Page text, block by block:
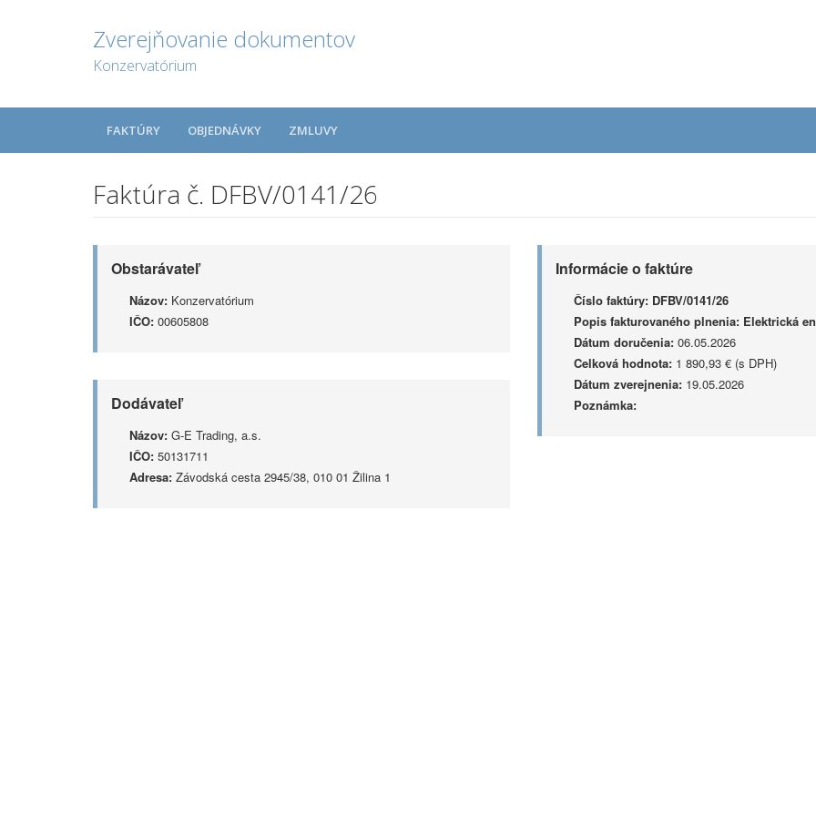
Zverejňovanie dokumentov
Konzervatórium
FAKTÚRY OBJEDNÁVKY ZMLUVY
Faktúra č. DFBV/0141/26
Obstarávateľ
Názov: Konzervatórium
IČO: 00605808
Dodávateľ
Názov: G-E Trading, a.s.
IČO: 50131711
Adresa: Závodská cesta 2945/38, 010 01 Žilina 1
Informácie o faktúre
Číslo faktúry: DFBV/0141/26
Popis fakturovaného plnenia: Elektrická
Dátum doručenia:06.05.2026
Celková hodnota:1 890,93 € (s DPH)
Dátum zverejnenia:19.05.2026
Poznámka: